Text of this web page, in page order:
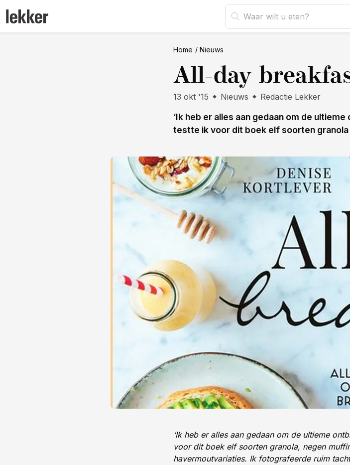
Home Nieuws
All-day
13 okt '15 Nieuws Redactie Lekker
‘Ik heb er alles aan gedaan om de
testte ik voor dit boek elf soorten granola
‘Ik heb er alles aan gedaan om de ultieme
voor dit boek elf soorten granola, negen
havermoutvariaties. Ik fotografeerde ruim